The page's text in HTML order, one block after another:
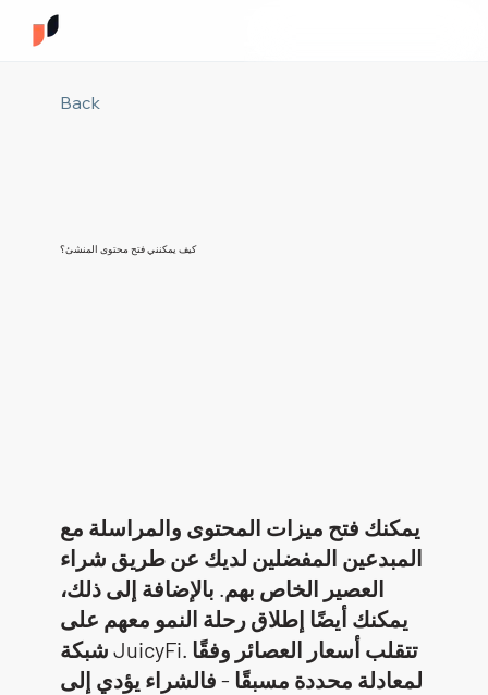
كيف يمكنني فتح محتوى المنشئ؟
Back
يمكنك فتح ميزات المحتوى والمراسلة مع
المبدعين المفضلين لديك عن طريق شراء
العصير الخاص بهم. بالإضافة إلى ذلك،
يمكنك أيضًا إطلاق رحلة النمو معهم على
شبكة JuicyFi. تتقلب أسعار العصائر وفقًا
لمعادلة محددة مسبقًا - فالشراء يؤدي إلى